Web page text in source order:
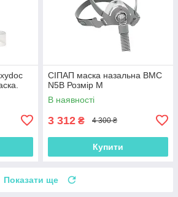
СІПАП маска назальна BMC
N5B Розмір M
В наявності
3 312 ₴ 4 300 ₴
Купити
Показати ще